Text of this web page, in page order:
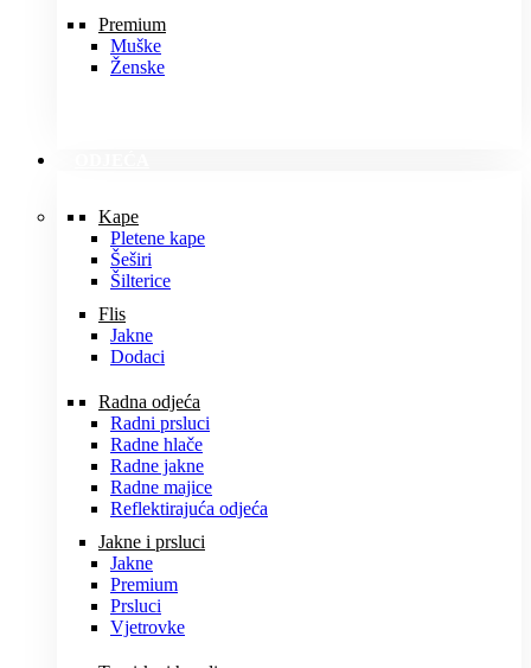
Premium
Muške
Ženske
Kape
Pletene kape
Šeširi
Šilterice
Flis
Jakne
Dodaci
Radna odjeća
Radni prsluci
Radne hlače
Radne jakne
Radne majice
Reflektirajuća odjeća
Jakne i prsluci
Jakne
Premium
Prsluci
Vjetrovke